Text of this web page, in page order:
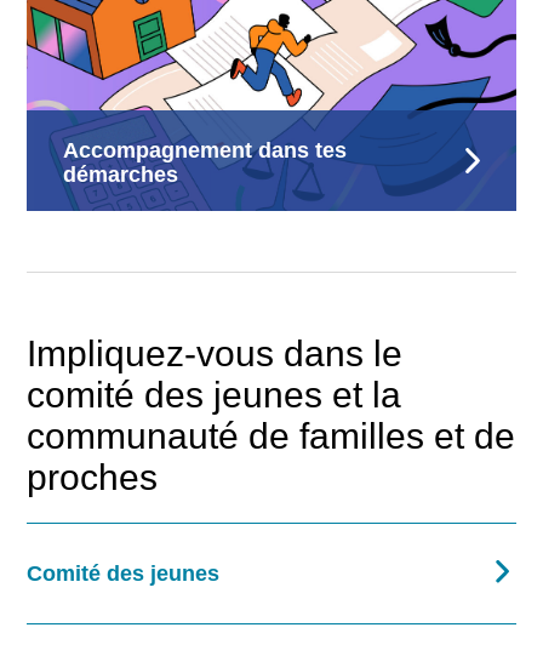
Rechercher
Accompagnement dans tes
démarches
Impliquez-vous dans le
comité des jeunes et la
communauté de familles et de
proches
Comité des jeunes